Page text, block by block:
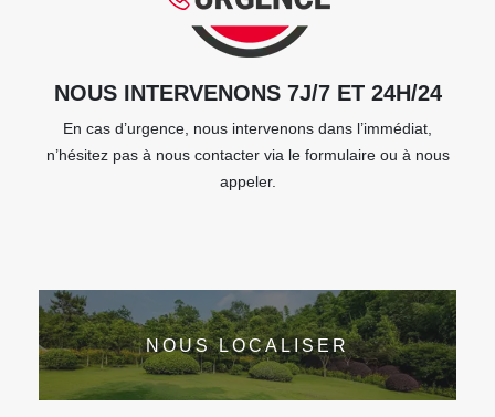
NOUS INTERVENONS 7J/7 ET 24H/24
En cas d’urgence, nous intervenons dans l’immédiat,
n’hésitez pas à nous contacter via le formulaire ou à nous
appeler.
NOUS LOCALISER